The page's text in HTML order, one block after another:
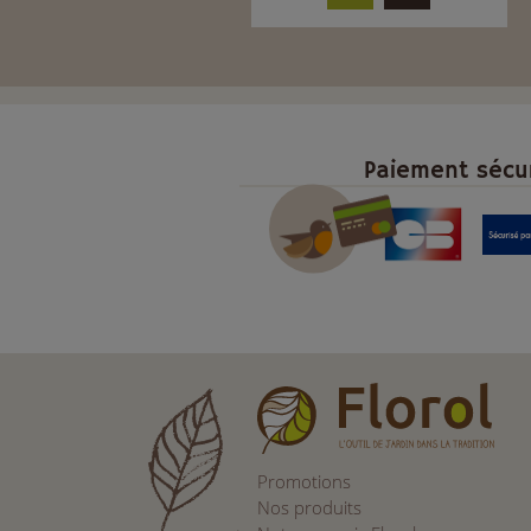
Paiement
Promotions
Nos produits